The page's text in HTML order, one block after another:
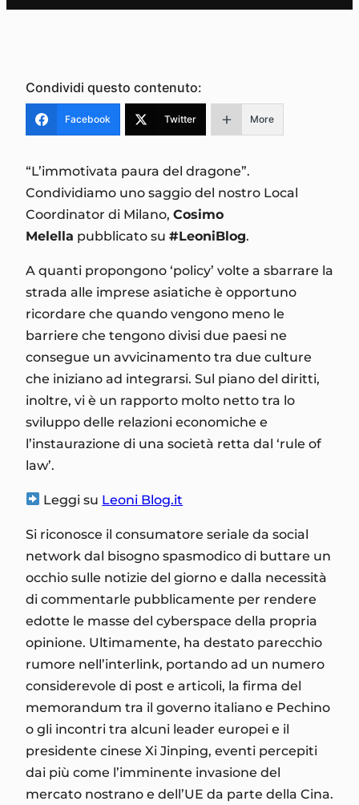
Condividi questo contenuto:
Facebook Twitter More
“L’immotivata paura del dragone”.
Condividiamo uno saggio del nostro Local
Coordinator di Milano, Cosimo
Melella pubblicato su #LeoniBlog.
A quanti propongono ‘policy’ volte a sbarrare la
strada alle imprese asiatiche è opportuno
ricordare che quando vengono meno le
barriere che tengono divisi due paesi ne
consegue un avvicinamento tra due culture
che iniziano ad integrarsi. Sul piano del diritti,
inoltre, vi è un rapporto molto netto tra lo
sviluppo delle relazioni economiche e
l’instaurazione di una società retta dal ‘rule of
law’.
Leggisu Leoni Blog.it
Si riconosce il consumatore seriale da social
network dal bisogno spasmodico di buttare un
occhio sulle notizie del giorno e dalla necessità
di commentarle pubblicamente per rendere
edotte le masse del cyberspace della propria
opinione. Ultimamente, ha destato parecchio
rumore nell’interlink, portando ad un numero
considerevole di post e articoli, la firma del
memorandum tra il governo italiano e Pechino
o gli incontri tra alcuni leader europei e il
presidente cinese Xi Jinping, eventi percepiti
dai più come l’imminente invasione del
mercato nostrano e dell’UE da parte della Cina.